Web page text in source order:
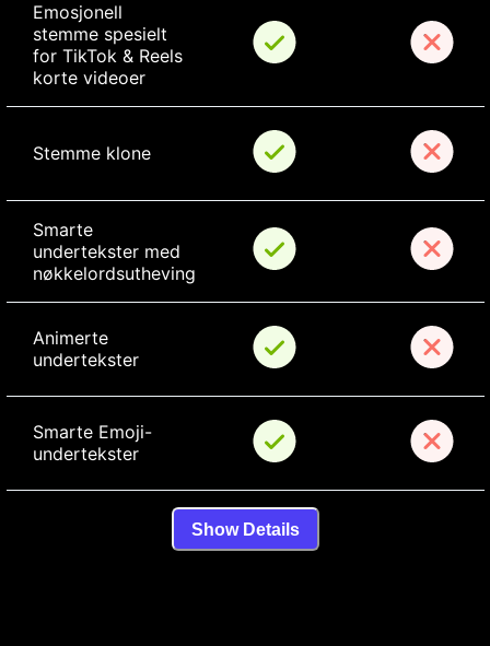
Emosjonell
stemme spesielt
for TikTok & Reels
korte videoer
Stemme klone
Smarte
undertekster med
nøkkelordsutheving
Animerte
undertekster
Smarte Emoji-
undertekster
Show Details